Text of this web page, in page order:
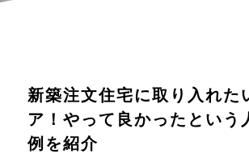
新築注文住宅に取り入れた
ア！やって良かったという
例を紹介